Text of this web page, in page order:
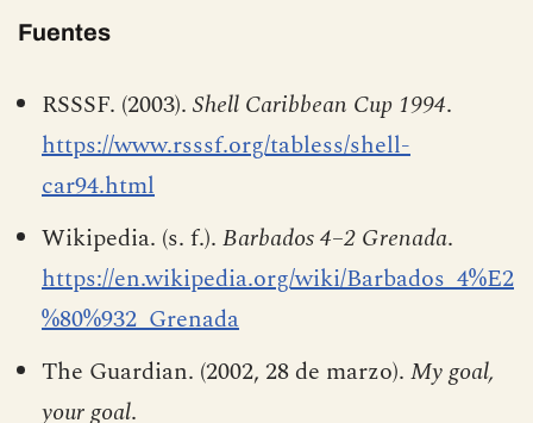
Fuentes
RSSSF. (2003). Shell Caribbean Cup 1994.
https://www.rsssf.org/tabless/shell-
car94.html
Wikipedia. (s. f.). Barbados 4–2 Grenada.
https://en.wikipedia.org/wiki/Barbados_4%E2
%80%932_Grenada
The Guardian. (2002, 28 de marzo). My goal,
your goal.